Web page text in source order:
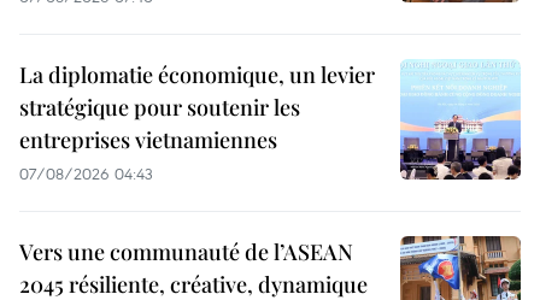
La diplomatie économique, un levier
stratégique pour soutenir les
entreprises vietnamiennes
07/08/2026 04:43
Vers une communauté de l’ASEAN
2045 résiliente, créative, dynamique